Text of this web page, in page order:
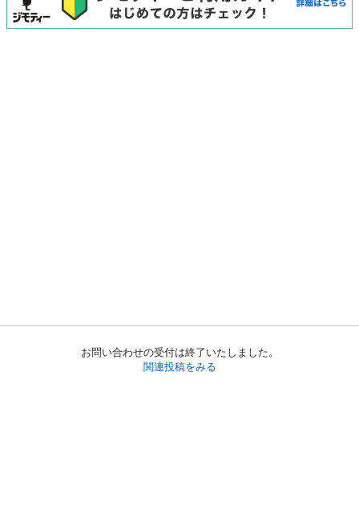
お問い合わせの受付は終了いたしました。
関連投稿をみる